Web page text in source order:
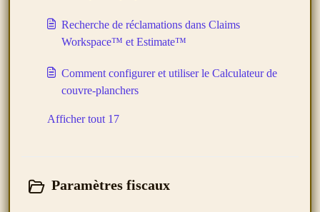
Recherche de réclamations dans Claims
Workspace™ et Estimate™
Comment configurer et utiliser le Calculateur de
couvre-planchers
Afficher tout 17
Paramètres fiscaux